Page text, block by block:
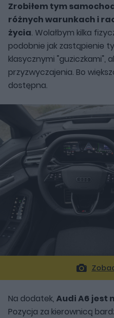
Zrobiłem tym
różnych warunkach i
życia. Wolałbym kilka
podobnie jak zastąpienie
klasycznymi "guziczkami",
przyzwyczajenia. Bo
dostępna.
Na dodatek, Audi A6 jest
Pozycja za kierownicą